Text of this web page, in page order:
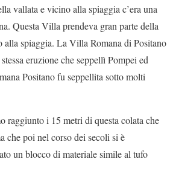
vallata e vicino alla spiaggia c’era una
Questa Villa prendeva gran parte della
alla spiaggia. La Villa Romana di Positano
eruzione che seppellì Pompei ed
Positano fu seppellita sotto molti
raggiunto i 15 metri di questa colata che
che poi nel corso dei secoli si è
un blocco di materiale simile al tufo